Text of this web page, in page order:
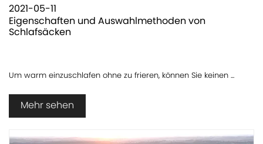
2021-05-11
Eigenschaften und Auswahlmethoden von
Schlafsäcken
Um warm einzuschlafen ohne zu frieren, können Sie keinen ...
Mehr sehen